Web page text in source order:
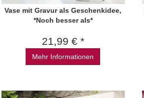
Vase mit Gravur als Geschenkidee,
*Noch besser als*
21,99 € *
Mehr Informationen